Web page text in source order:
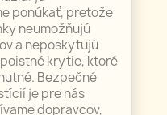
ponúkať, pretože
neumožňujú
a neposkytujú
krytie, ktoré
Bezpečné
je pre nás
dopravcov,